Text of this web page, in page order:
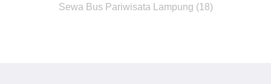
Sewa Bus Pariwisata Lampung (18)